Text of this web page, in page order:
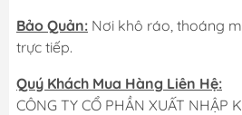
Bảo Quản: Nơi khô ráo, thoáng
trực tiếp.
Quý Khách Mua Hàng Liên Hệ:
CÔNG TY CỔ PHẦN XUẤT NHẬP